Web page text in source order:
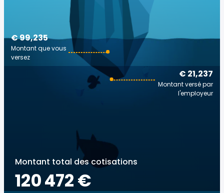
€ 21,237
Montant versé par
l'employeur
€ 99,235
Montant que vous
versez
Montant total des cotisations
120 472 €